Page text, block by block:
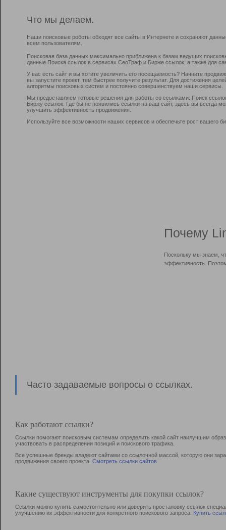
Что мы делаем.
Наши поисковые роботы обходят все сайты в Интернете и сохраняют
всем пользователям.
Поисковая база данных максимально приближена к базам ведущих
данные Поиска ссылок в сервисах СеоТраф и Бирже ссылок, а также для
У вас есть сайт и вы хотите увеличить его посещаемость? Начните
вы запустите проект, тем быстрее получите результат. Для достижения
алгоритмы поисковых систем и постоянно совершенствуем наши сервисы.
Мы предоставляем готовые решения для работы со ссылками: Поиск
Биржу ссылок. Где бы не появились ссылки на ваш сайт, здесь вы всегда
улучшить эффективность продвижения.
Используйте все возможности наших сервисов и обеспечьте рост вашего
Почему
Поскольку мы знаем,
эффективность.
Часто задаваемые вопросы о ссылках.
Как работают ссылки?
Ссылки помогают поисковым системам определить какой сайт наилучшим
участвовать в раcпределении позиций и поискового трафика.
Все успешные бренды владеют сайтами со ссылочной массой, которую они
продвижения своего проекта. Смотреть ссылки сайтов
Какие существуют инструменты для покупки ссылок?
Ссылки можно купить самостоятельно или доверить простановку ссылок
улучшению их эффективности для конкретного поискового запроса. Купить